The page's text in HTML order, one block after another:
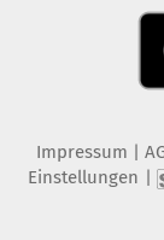
Impressum
Einstellungen